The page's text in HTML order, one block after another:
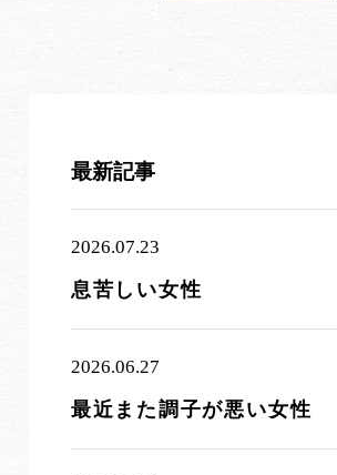
最新記事
2026.07.23
息苦しい女性
2026.06.27
最近また調子が悪い女性